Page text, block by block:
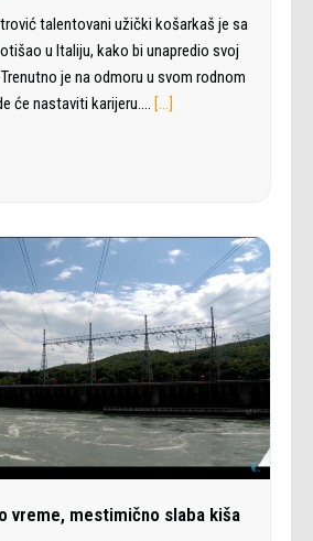
talentovani užički košarkaš je sa
u Italiju, kako bi unapredio svoj
je na odmoru u svom rodnom
će nastaviti karijeru.…
[…]
vreme, mestimično slaba kiša